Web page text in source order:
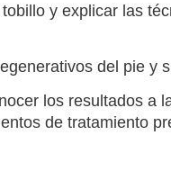
y explicar las
del pie y
los resultados a
de tratamiento